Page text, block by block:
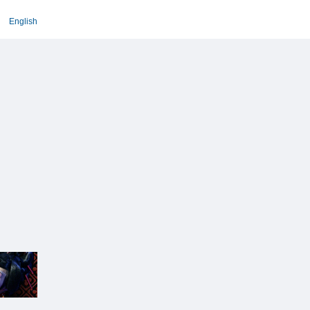
English